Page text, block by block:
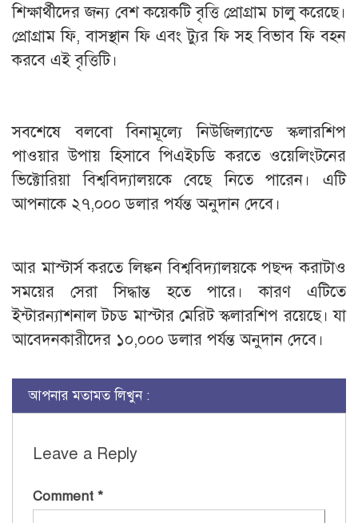
শিক্ষার্থীদের জন্য বেশ কয়েকটি বৃত্তি প্রোগ্রাম চালু করেছে।
প্রোগ্রাম ফি, বাসস্থান ফি এবং ট্যুর ফি সহ বিভাব ফি বহন
করবে এই বৃত্তিটি।
সবশেষে বলবো বিনামূল্যে নিউজিল্যান্ডে স্কলারশিপ
পাওয়ার উপায় হিসাবে পিএইচডি করতে ওয়েলিংটনের
ভিক্টোরিয়া বিশ্ববিদ্যালয়কে বেছে নিতে পারেন। এটি
আপনাকে ২৭,০০০ ডলার পর্যন্ত অনুদান দেবে।
আর মাস্টার্স করতে লিঙ্কন বিশ্ববিদ্যালয়কে পছন্দ করাটাও
সময়ের সেরা সিদ্ধান্ত হতে পারে। কারণ এটিতে
ইন্টারন্যাশনাল টচড মাস্টার মেরিট স্কলারশিপ রয়েছে। যা
আবেদনকারীদের ১০,০০০ ডলার পর্যন্ত অনুদান দেবে।
আপনার মতামত লিখুন :
Leave a Reply
Comment *